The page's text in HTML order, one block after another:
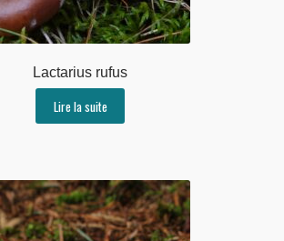
Lactarius rufus
Lire la suite